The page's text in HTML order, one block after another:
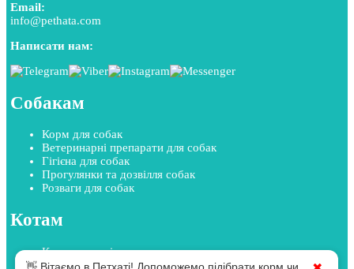
Email:
info@pethata.com
Написати нам:
Собакам
Корм для собак
Ветеринарні препарати для собак
Гігієна для собак
Прогулянки та дозвілля собак
Розваги для собак
Котам
Корм для котів
Ветеринарні препарати для котів